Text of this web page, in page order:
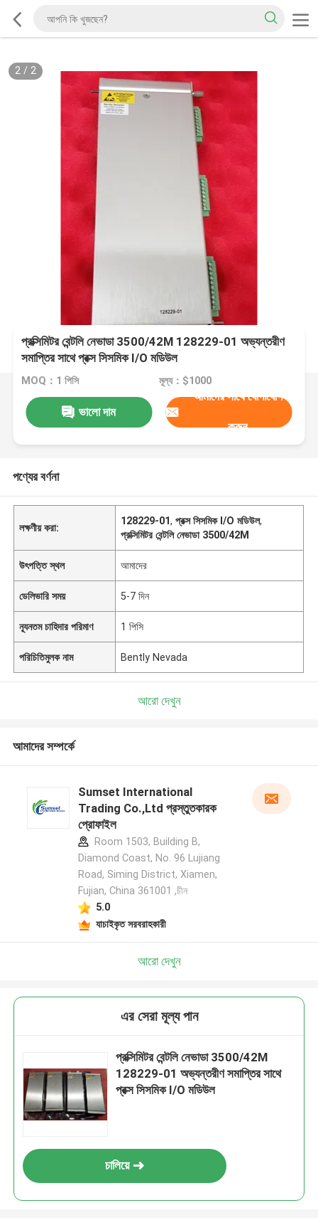
2/ 2
প্রক্সিমিটর বেন্টলি নেভাডা 3500/42M 128229-01 অভ্যন্তরীণ
সমাপ্তির সাথে প্রক্স সিসমিক I/O মডিউল
MOQ：1 পিসি মূল্য：$1000
ভালো দাম
আমাদের সাথে যোগাযোগ
করুন
পণ্যের বর্ণনা
লক্ষণীয় করা:
128229-01,প্রক্স সিসমিক I/O মডিউল,
প্রক্সিমিটর বেন্টলি নেভাডা 3500/42M
উৎপত্তি স্থল আমাদের
ডেলিভারি সময় 5-7 দিন
ন্যূনতম চাহিদার পরিমাণ 1 পিসি
পরিচিতিমুলক নাম Bently Nevada
আরো দেখুন
আমাদের সম্পর্কে
Sumset International
Trading Co.,Ltd প্রস্তুতকারক
প্রোফাইল
Room 1503, Building B,
Diamond Coast, No. 96 Lujiang
Road, Siming District, Xiamen,
Fujian, China 361001 ,চীন
5.0
যাচাইকৃত সরবরাহকারী
আরো দেখুন
এর সেরা মূল্য পান
প্রক্সিমিটর বেন্টলি নেভাডা 3500/42M
128229-01 অভ্যন্তরীণ সমাপ্তির সাথে
প্রক্স সিসমিক I/O মডিউল
চালিয়ে